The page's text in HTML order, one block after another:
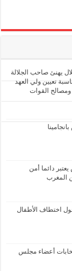
يهنئ صاحب الجلالة
تعيين ولي العهد
ومصالح القوات
دائما أمن
المغرب
اختطاف الأطفال
2026 لإجراء انتخابات أعضاء مجلس